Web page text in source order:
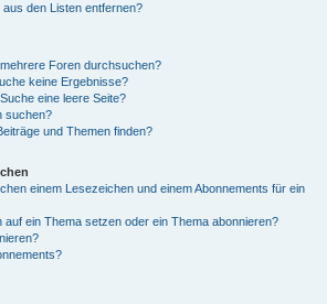
den Listen entfernen?
Foren durchsuchen?
keine Ergebnisse?
eine leere Seite?
suchen?
und Themen finden?
einem Lesezeichen und einem Abonnements für ein
ein Thema setzen oder ein Thema abonnieren?